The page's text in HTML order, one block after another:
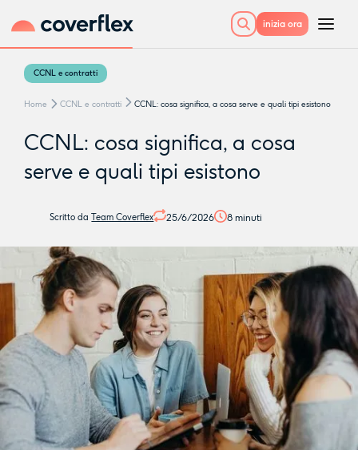
inizia ora
CCNL e contratti
Home CCNL e contratti CCNL: cosa significa, a cosa serve e quali tipi esistono
CCNL: cosa significa, a cosa
serve e quali tipi esistono
Scritto daTeam Coverflex 25/6/2026 8 minuti